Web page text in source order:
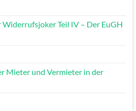
Widerrufsjoker Teil IV – Der EuGH
Mieter und Vermieter in der